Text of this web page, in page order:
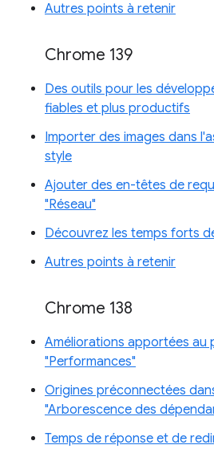
Autres points à retenir
Chrome 139
Des outils pour les
fiables et plus productifs
Importer des images dans
style
Ajouter des en-têtes de
"Réseau"
Découvrez les temps forts
Autres points à retenir
Chrome 138
Améliorations apportées au
"Performances"
Origines préconnectées
"Arborescence des
Temps de réponse et de